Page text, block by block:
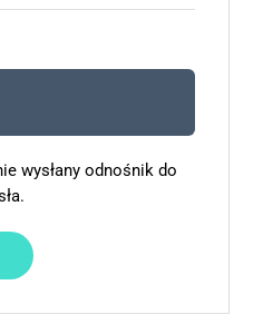
wysłany odnośnik do